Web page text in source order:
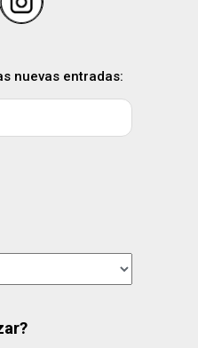
nuevas entradas: